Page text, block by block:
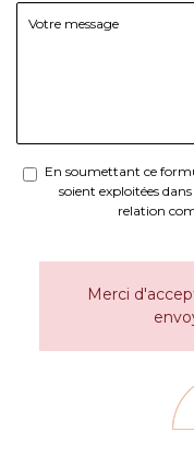
En soumettant ce
soient exploitées
relation
Merci